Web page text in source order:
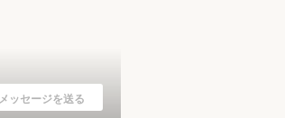
メッセージを送る